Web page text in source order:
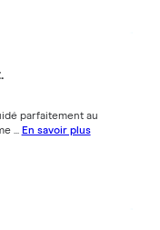
parfaitement au
... En savoir plus